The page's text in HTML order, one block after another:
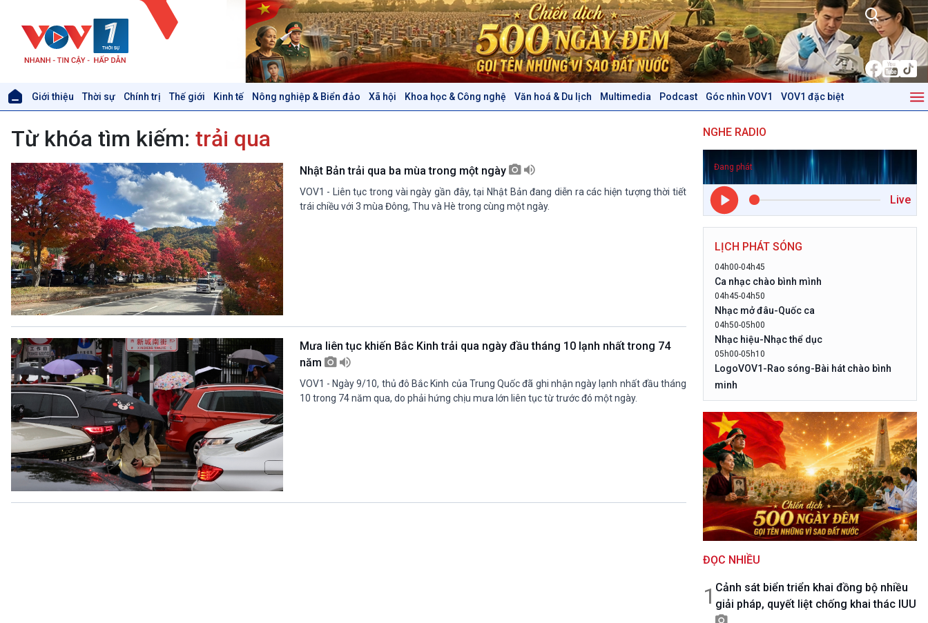
Giới thiệu Thời sự Chính trị Thế giới Kinh tế Nông nghiệp & Biển đảo Xã hội Khoa học & Công nghệ Văn hoá & Du lịch Multimedia Podcast Góc nhìn VOV1 VOV1 đặc biệt
Thời sự 6h
Thời sự 18h
Thời sự 21h30
Bản tin
Chuyên mục
Theo dòng Thời sự
Quốc hội với cử tri
Xây dựng đảng
Đảng trong cuộc sống
Hồ sơ sự kiện quốc tế
Thế giới & Việt Nam
Biên cương - Một dải vững
Trước giờ mở cửa
Dòng chảy Kinh tế
Sức sống hàng Việt
Tuyên chiến với gian lận
đảo
Mùa vàng
Biển đảo Việt Nam
Tâm tình biên giới và hải
đảo
Tìm hiểu biển, đảo Việt
Nam
Xã hội
Tin Đời sống & Xã hội
360 độ Sức khỏe
Tài nguyên và Môi trường
Chuyên gia của bạn
Xã hội chuyển động
Bước chân đến trường
Khoa học & Công nghệ
Tin Khoa học & Công nghệ
Kết nối công nghệ
khí hậu
E-Magazine
Góc nhìn VOV1
10 phút Sự kiện - Luận bàn
Câu chuyện thời sự
Dòng chảy sự kiện
Đối thoại
Chuyện đêm
VOV1 đặc biệt
Thanh âm ký sự
Chân dung cuộc sống
Các chương trình đặc biệt
Từ khóa tìm kiếm: trải qua
Nhật Bản trải qua ba mùa trong một ngày
VOV1 - Liên tục trong vài ngày gần đây, tại Nhật Bản đang diễn ra các hiện tượng thời tiết
trái chiều với 3 mùa Đông, Thu và Hè trong cùng một ngày.
Mưa liên tục khiến Bắc Kinh trải qua ngày đầu tháng 10 lạnh nhất trong 74
năm
VOV1 - Ngày 9/10, thủ đô Bắc Kinh của Trung Quốc đã ghi nhận ngày lạnh nhất đầu tháng
10 trong 74 năm qua, do phải hứng chịu mưa lớn liên tục từ trước đó một ngày.
NGHE RADIO
Đang phát
Live
LỊCH PHÁT SÓNG
04h00-04h45
Ca nhạc chào bình mình
04h45-04h50
Nhạc mở đâu-Quốc ca
04h50-05h00
Nhạc hiệu-Nhạc thể dục
05h00-05h10
LogoVOV1-Rao sóng-Bài hát chào bình
minh
05h10-05h20
Bản tin đầu ngày-Thời tiết
05h20-05h50
Mùa vàng
05h50-05h59
Quảng cáo
05h59-06h00
Nhạc top - Báo giờ
06h00-06h28
Thời sự sáng
Quảng cáo
Quân đội nhân dân
07h00-08h30
Theo dòng Thời sự
ĐỌC NHIỀU
1 Cảnh sát biển triển khai đồng bộ nhiều
giải pháp, quyết liệt chống khai thác IUU